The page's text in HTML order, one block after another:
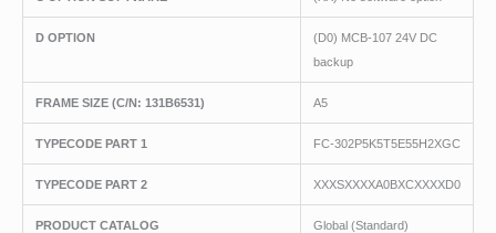
D OPTION
(D0) MCB-107 24V DC
backup
FRAME SIZE (C/N: 131B6531) A5
TYPECODE PART 1 FC-302P5K5T5E55H2XGC
TYPECODE PART 2 XXXSXXXXA0BXCXXXXD0
PRODUCT CATALOG Global (Standard)